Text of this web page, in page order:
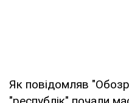
Як повідомляв